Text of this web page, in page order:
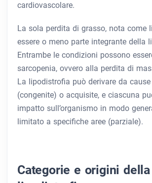
cardiovascolare.
La sola perdita di grasso, nota come
essere o meno parte integrante della
Entrambe le condizioni possono
sarcopenia, ovvero alla perdita di
La lipodistrofia può derivare da
(congenite) o acquisite, e ciascuna
impatto sull’organismo in modo
limitato a specifiche aree (parziale).
Categorie e origini della